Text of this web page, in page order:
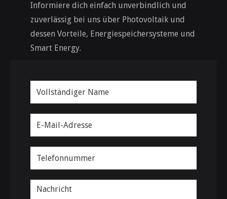
Informiere dich einfach unverbindlich und
zuverlässig bei uns über Photovoltaik und
dessen Vorteile, Energiespeichersysteme und
Smart Energy.